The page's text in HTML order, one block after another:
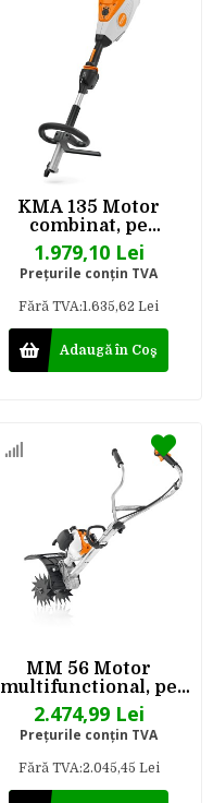
KMA 135 Motor
combinat, pe
acumulator - Sistem
AP
1.979,10 Lei
Preţurile conţin TVA
Fără TVA:1.635,62 Lei
Adaugă în Coş
MM 56 Motor
multifunctional, pe
benzina
2.474,99 Lei
Preţurile conţin TVA
Fără TVA:2.045,45 Lei